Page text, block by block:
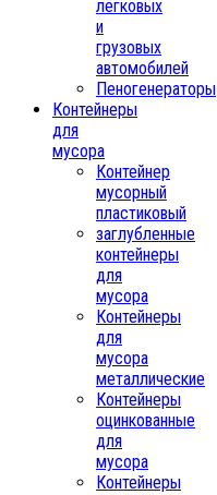
легковых
и
грузовых
автомобилей
Пеногенераторы
Контейнеры
для
мусора
Контейнер
мусорный
пластиковый
заглубленные
контейнеры
для
мусора
Контейнеры
для
мусора
металлические
Контейнеры
оцинкованные
для
мусора
Контейнеры